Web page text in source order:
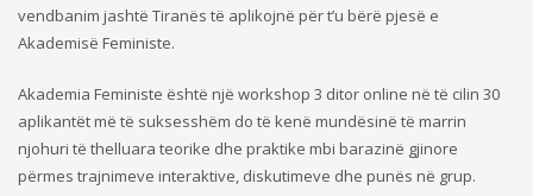
vendbanim jashtë Tiranës të aplikojnë për t’u bërë pjesë e
Akademisë Feministe.
Akademia Feministe është një workshop 3 ditor online në të cilin 30
aplikantët më të suksesshëm do të kenë mundësinë të marrin
njohuri të thelluara teorike dhe praktike mbi barazinë gjinore
përmes trajnimeve interaktive, diskutimeve dhe punës në grup.